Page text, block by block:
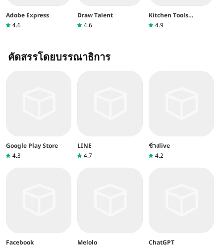
Adobe Express
4.6
Draw Talent
4.6
Kitchen Tools
Coloring Book
4.9
คัดสรรโดยบรรณาธิการ
Google Play Store
4.3
LINE
4.7
ช้างlive
4.2
Facebook
Melolo
ChatGPT